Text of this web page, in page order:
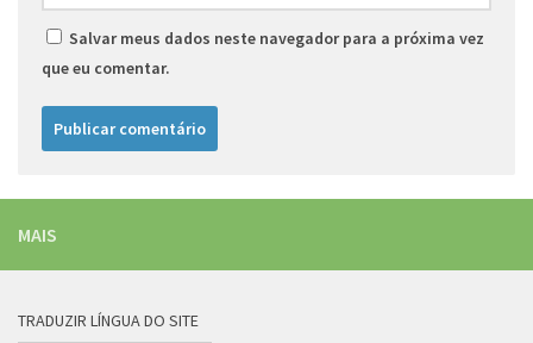
Salvar meus dados neste navegador para a próxima vez
que eu comentar.
MAIS
TRADUZIR LÍNGUA DO SITE